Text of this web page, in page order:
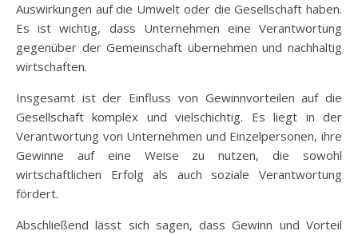
Auswirkungen auf die Umwelt oder die Gesellschaft haben.
Es ist wichtig, dass Unternehmen eine Verantwortung
gegenüber der Gemeinschaft übernehmen und nachhaltig
wirtschaften.
Insgesamt ist der Einfluss von Gewinnvorteilen auf die
Gesellschaft komplex und vielschichtig. Es liegt in der
Verantwortung von Unternehmen und Einzelpersonen, ihre
Gewinne auf eine Weise zu nutzen, die sowohl
wirtschaftlichen Erfolg als auch soziale Verantwortung
fördert.
Abschließend lässt sich sagen, dass Gewinn und Vorteil